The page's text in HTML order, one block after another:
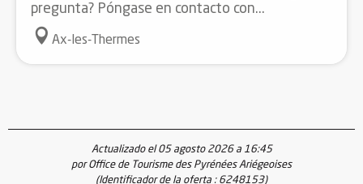
pregunta? Póngase en contacto con...
Ax-les-Thermes
Actualizado el 05 agosto 2026 a 16:45
por Office de Tourisme des Pyrénées Ariégeoises
(Identificador de la oferta : 6248153)